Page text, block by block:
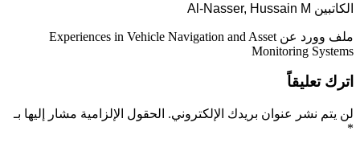
الكاتبين Al-Nasser, Hussain M
ملف وورد عن Experiences in Vehicle Navigation and Asset
Monitoring Systems
اترك تعليقاً
لن يتم نشر عنوان بريدك الإلكتروني. الحقول الإلزامية مشار إليها بـ
*